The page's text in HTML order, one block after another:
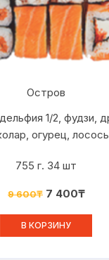
Остров
1/2, фудзи,
огурец, лосось
755 г. 34 шт
9 600₸ 7 400₸
В КОРЗИНУ